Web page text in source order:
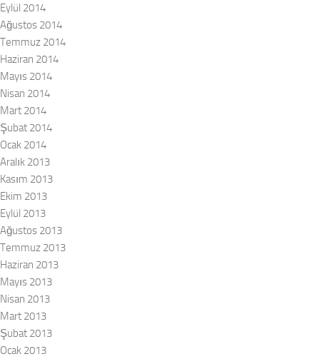
Eylül 2014
Ağustos 2014
Temmuz 2014
Haziran 2014
Mayıs 2014
Nisan 2014
Mart 2014
Şubat 2014
Ocak 2014
Aralık 2013
Kasım 2013
Ekim 2013
Eylül 2013
Ağustos 2013
Temmuz 2013
Haziran 2013
Mayıs 2013
Nisan 2013
Mart 2013
Şubat 2013
Ocak 2013